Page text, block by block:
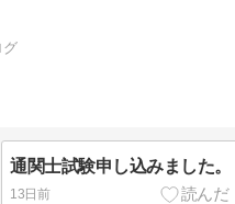
グ
通関士試験申し込みました。
13日前